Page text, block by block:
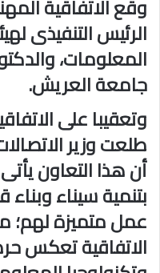
وقع الاتفاقية
الرئيس التنفيذى
المعلومات،
جامعة العريش.
وتعقيبا على
طلعت وزير
أن هذا التعاون
بتنمية سيناء
عمل متميزة لهم؛
الاتفاقية تعكس